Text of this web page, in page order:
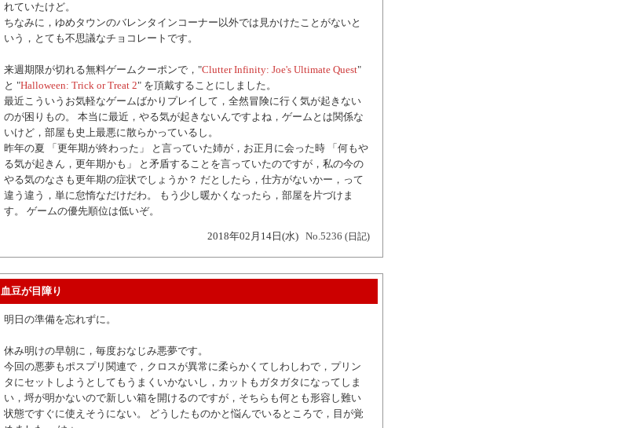
れていたけど。
ちなみに，ゆめタウンのバレンタインコーナー以外では見かけたことがないと
いう，とても不思議なチョコレートです。
来週期限が切れる無料ゲームクーポンで，"Clutter Infinity: Joe's Ultimate Quest"
と "Halloween: Trick or Treat 2" を頂戴することにしました。
最近こういうお気軽なゲームばかりプレイして，全然冒険に行く気が起きない
のが困りもの。 本当に最近，やる気が起きないんですよね，ゲームとは関係な
いけど，部屋も史上最悪に散らかっているし。
昨年の夏 「更年期が終わった」 と言っていた姉が，お正月に会った時 「何もや
る気が起きん，更年期かも」 と矛盾することを言っていたのですが，私の今の
やる気のなさも更年期の症状でしょうか？ だとしたら，仕方がないかー，って
違う違う，単に怠惰なだけだわ。 もう少し暖かくなったら，部屋を片づけま
す。 ゲームの優先順位は低いぞ。
2018年02月14日(水) No.5236 (日記)
血豆が目障り
明日の準備を忘れずに。
休み明けの早朝に，毎度おなじみ悪夢です。
今回の悪夢もポスプリ関連で，クロスが異常に柔らかくてしわしわで，プリン
タにセットしようとしてもうまくいかないし，カットもガタガタになってしま
い，埒が明かないので新しい箱を開けるのですが，そちらも何とも形容し難い
状態ですぐに使えそうにない。 どうしたものかと悩んでいるところで，目が覚